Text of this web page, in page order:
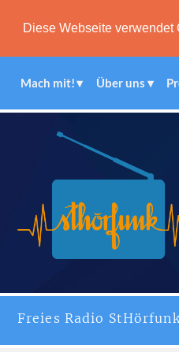
Diese Webseite verwendet
Mach mit! Über uns
Freies Radio